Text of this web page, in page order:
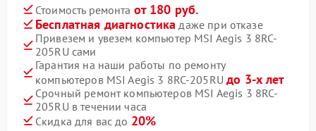
Стоимость ремонта от 180 руб.
Бесплатная диагностика даже при отказе
Привезем и увезем компьютер MSI Aegis 3 8RC-
205RU сами
Гарантия на наши работы по ремонту
компьютеров MSI Aegis 3 8RC-205RUдо 3-х лет
Срочный ремонт компьютеров MSI Aegis 3 8RC-
205RU в течении часа
Скидка для вас до 20%